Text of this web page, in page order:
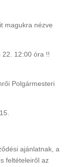
magukra nézve
22. 12:00 óra !!
Polgármesteri
ajánlatnak, a
feltételeiről az